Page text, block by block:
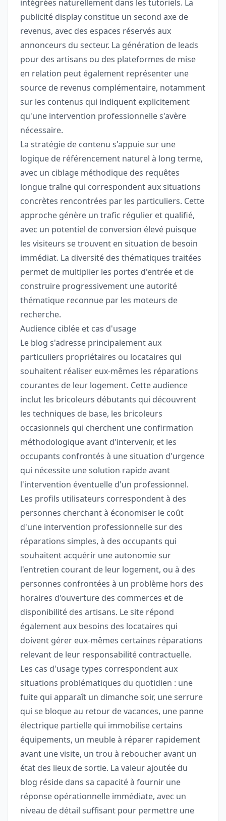
intégrées naturellement dans les tutoriels. La
publicité display constitue un second axe de
revenus, avec des espaces réservés aux
annonceurs du secteur. La génération de leads
pour des artisans ou des plateformes de mise
en relation peut également représenter une
source de revenus complémentaire, notamment
sur les contenus qui indiquent explicitement
qu'une intervention professionnelle s'avère
nécessaire.
La stratégie de contenu s'appuie sur une
logique de référencement naturel à long terme,
avec un ciblage méthodique des requêtes
longue traîne qui correspondent aux situations
concrètes rencontrées par les particuliers. Cette
approche génère un trafic régulier et qualifié,
avec un potentiel de conversion élevé puisque
les visiteurs se trouvent en situation de besoin
immédiat. La diversité des thématiques traitées
permet de multiplier les portes d'entrée et de
construire progressivement une autorité
thématique reconnue par les moteurs de
recherche.
Audience ciblée et cas d'usage
Le blog s'adresse principalement aux
particuliers propriétaires ou locataires qui
souhaitent réaliser eux-mêmes les réparations
courantes de leur logement. Cette audience
inclut les bricoleurs débutants qui découvrent
les techniques de base, les bricoleurs
occasionnels qui cherchent une confirmation
méthodologique avant d'intervenir, et les
occupants confrontés à une situation d'urgence
qui nécessite une solution rapide avant
l'intervention éventuelle d'un professionnel.
Les profils utilisateurs correspondent à des
personnes cherchant à économiser le coût
d'une intervention professionnelle sur des
réparations simples, à des occupants qui
souhaitent acquérir une autonomie sur
l'entretien courant de leur logement, ou à des
personnes confrontées à un problème hors des
horaires d'ouverture des commerces et de
disponibilité des artisans. Le site répond
également aux besoins des locataires qui
doivent gérer eux-mêmes certaines réparations
relevant de leur responsabilité contractuelle.
Les cas d'usage types correspondent aux
situations problématiques du quotidien : une
fuite qui apparaît un dimanche soir, une serrure
qui se bloque au retour de vacances, une panne
électrique partielle qui immobilise certains
équipements, un meuble à réparer rapidement
avant une visite, un trou à reboucher avant un
état des lieux de sortie. La valeur ajoutée du
blog réside dans sa capacité à fournir une
réponse opérationnelle immédiate, avec un
niveau de détail suffisant pour permettre une